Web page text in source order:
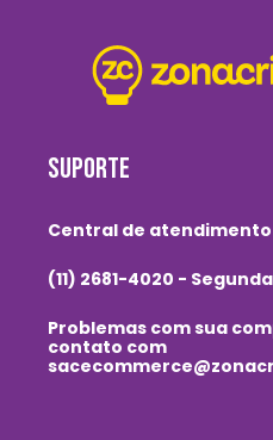
SUPORTE
Central de
(11) 2681-4020 -
Problemas com sua
contato com